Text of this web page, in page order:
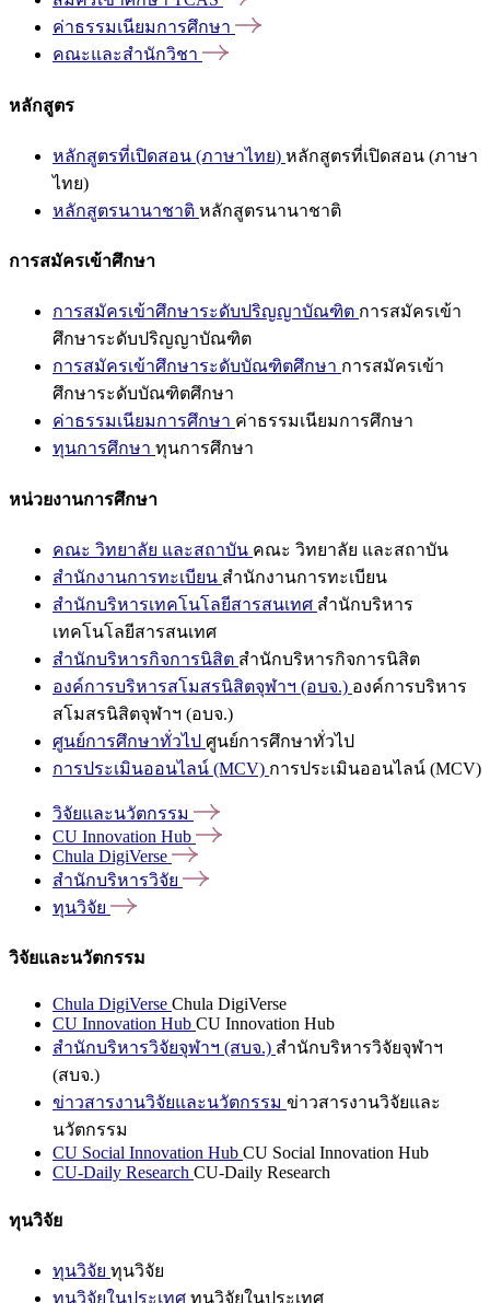
ค่าธรรมเนียมการศึกษา
คณะและสำนักวิชา
หลักสูตร
หลักสูตรที่เปิดสอน (ภาษาไทย) หลักสูตรที่เปิดสอน (ภาษา
ไทย)
หลักสูตรนานาชาติ หลักสูตรนานาชาติ
การสมัครเข้าศึกษา
การสมัครเข้าศึกษาระดับปริญญาบัณฑิต การสมัครเข้า
ศึกษาระดับปริญญาบัณฑิต
การสมัครเข้าศึกษาระดับบัณฑิตศึกษา การสมัครเข้า
ศึกษาระดับบัณฑิตศึกษา
ค่าธรรมเนียมการศึกษา ค่าธรรมเนียมการศึกษา
ทุนการศึกษา ทุนการศึกษา
หน่วยงานการศึกษา
คณะ วิทยาลัย และสถาบัน คณะ วิทยาลัย และสถาบัน
สำนักงานการทะเบียน สำนักงานการทะเบียน
สำนักบริหารเทคโนโลยีสารสนเทศ สำนักบริหาร
เทคโนโลยีสารสนเทศ
สำนักบริหารกิจการนิสิต สำนักบริหารกิจการนิสิต
องค์การบริหารสโมสรนิสิตจุฬาฯ (อบจ.) องค์การบริหาร
สโมสรนิสิตจุฬาฯ (อบจ.)
ศูนย์การศึกษาทั่วไป ศูนย์การศึกษาทั่วไป
การประเมินออนไลน์ (MCV) การประเมินออนไลน์ (MCV)
วิจัยและนวัตกรรม
CU Innovation Hub
Chula DigiVerse
สำนักบริหารวิจัย
ทุนวิจัย
วิจัยและนวัตกรรม
Chula DigiVerse Chula DigiVerse
CU Innovation Hub CU Innovation Hub
สำนักบริหารวิจัยจุฬาฯ (สบจ.) สำนักบริหารวิจัยจุฬาฯ
(สบจ.)
ข่าวสารงานวิจัยและนวัตกรรม ข่าวสารงานวิจัยและ
นวัตกรรม
CU Social Innovation Hub CU Social Innovation Hub
CU-Daily Research CU-Daily Research
ทุนวิจัย
ทุนวิจัย ทุนวิจัย
ทุนวิจัยในประเทศ ทุนวิจัยในประเทศ